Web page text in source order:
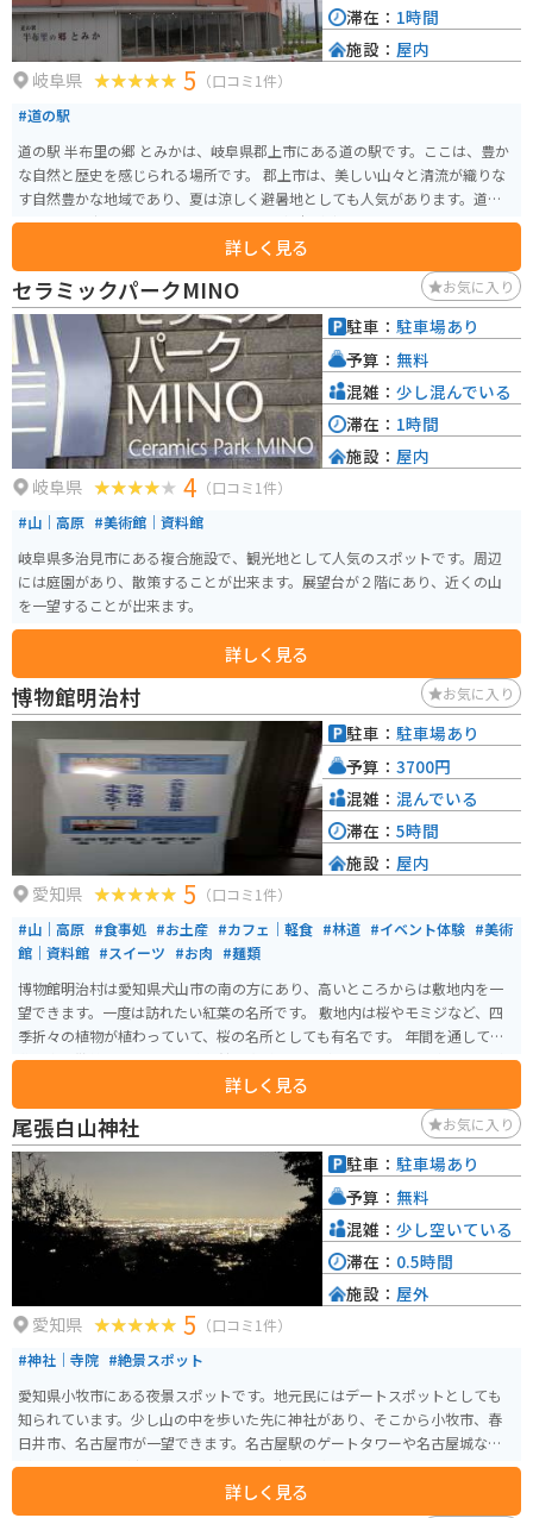
岐阜県 5 （口コミ1件）
#道の駅
道の駅 半布里の郷 とみかは、岐阜県郡上市にある道の駅です。ここは、豊か
な自然と歴史を感じられる場所です。 郡上市は、美しい山々と清流が織りな
す自然豊かな地域であり、夏は涼しく避暑地としても人気があります。道の
駅 半布里の郷 とみかは、そんな郡上市の魅力が詰まったスポットです。地元
の新鮮な野菜や果物、特産品などを販売する農産物直売所があり、郡上の味
覚を堪能できます。また、レストランでは、地元の食材を使った料理を楽し
むことができます。 バイクで訪れる場合、周辺には、関ヶ原の戦いの史跡で
ある関ケ原古戦場や、郡上八幡城など、歴史的な観光スポットが点在してい
ます。道の駅 半布里の郷 とみかを拠点に、これらのスポットを巡るツーリン
グもおすすめです。道の駅には、広い駐車場も完備されているので、安心し
てバイクを停めることができます。 郡上市は、湧き水が多く、水質が非常に
良いことでも知られています。道の駅 半布里の郷 とみかでも、美味しい水が
いただけます。
詳しく見る
滞在： 1時間
施設： 屋内
セラミックパークMINO お気に入り
岐阜県 4 （口コミ1件）
#山｜高原 #美術館｜資料館
岐阜県多治見市にある複合施設で、観光地として人気のスポットです。周辺
には庭園があり、散策することが出来ます。展望台が２階にあり、近くの山
を一望することが出来ます。
詳しく見る
駐車： 駐車場あり
予算： 無料
混雑： 少し混んでいる
滞在： 1時間
施設： 屋内
博物館明治村 お気に入り
愛知県 5 （口コミ1件）
#山｜高原 #食事処 #お土産 #カフェ｜軽食 #林道 #イベント体験 #美術
館｜資料館 #スイーツ #お肉 #麺類
博物館明治村は愛知県犬山市の南の方にあり、高いところからは敷地内を一
望できます。一度は訪れたい紅葉の名所です。 敷地内は桜やモミジなど、四
季折々の植物が植わっていて、桜の名所としても有名です。 年間を通して、
敷地内を散策できるので、博物館の資料を見ながらやイベントを楽しみなが
ら、散策できます。 歩くのが大変でしたら、敷地内を走るバスや市電に乗る
こともできます。
詳しく見る
駐車： 駐車場あり
予算： 3700円
混雑： 混んでいる
滞在： 5時間
施設： 屋内
尾張白山神社 お気に入り
愛知県 5 （口コミ1件）
#神社｜寺院 #絶景スポット
愛知県小牧市にある夜景スポットです。地元民にはデートスポットとしても
知られています。少し山の中を歩いた先に神社があり、そこから小牧市、春
日井市、名古屋市が一望できます。名古屋駅のゲートタワーや名古屋城など
が見えます。人が少ないため、ゆっくり夜景を楽しみたい人にオススメです。
詳しく見る
駐車： 駐車場あり
予算： 無料
混雑： 少し空いている
滞在： 0.5時間
施設： 屋外